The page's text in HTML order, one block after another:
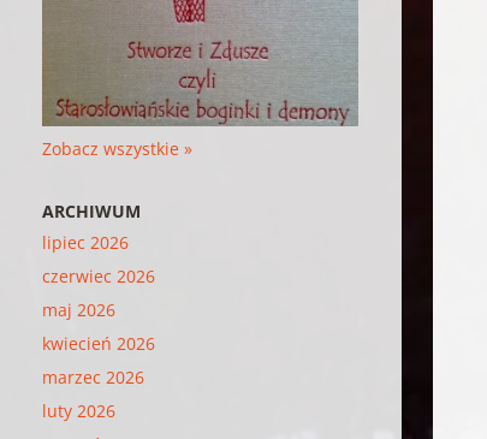
Zobacz wszystkie »
ARCHIWUM
lipiec 2026
czerwiec 2026
maj 2026
kwiecień 2026
marzec 2026
luty 2026